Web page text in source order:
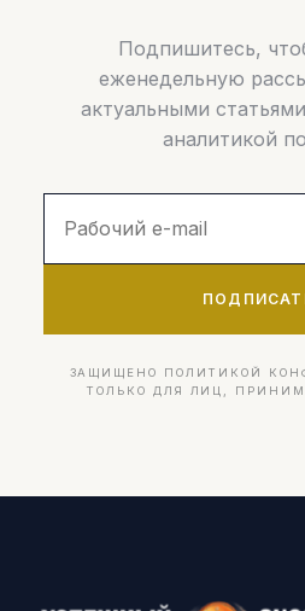
Подпишитесь,
еженедельную
актуальными
аналитикой
ЗАЩИЩЕНО ПОЛИТИКОЙ
ТОЛЬКО ДЛЯ ЛИЦ,